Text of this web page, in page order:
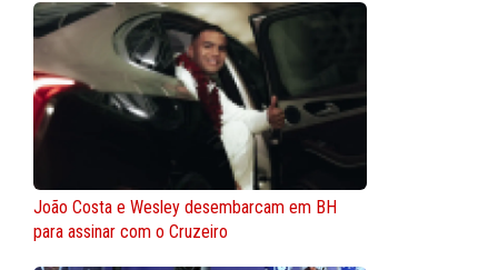
João Costa e Wesley desembarcam em BH
para assinar com o Cruzeiro